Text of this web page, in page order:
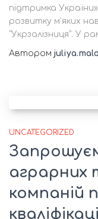
підтримка
розвитку м’яких
“Укрзалізниця”. У
Автором
UNCATEGORIZED
аграрних
компаній